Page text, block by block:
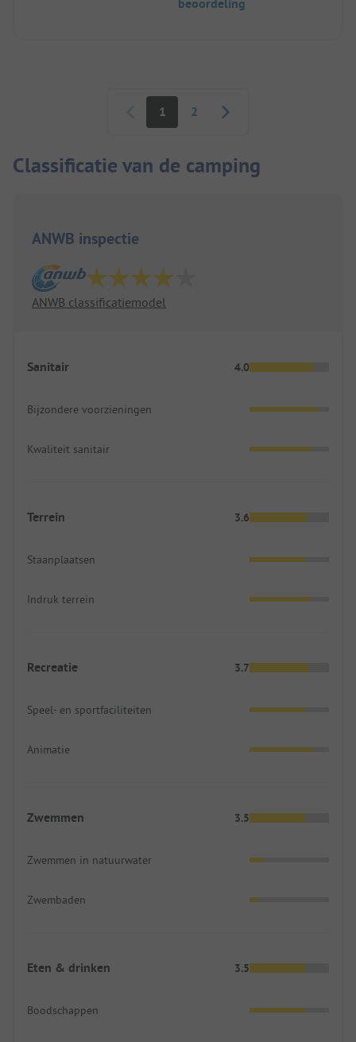
beoordeling
Paginering
1 2
Classificatie van de camping
ANWB inspectie
ANWB classificatiemodel
Sanitair 4.0
Bijzondere voorzieningen
Kwaliteit sanitair
Terrein 3.6
Staanplaatsen
Indruk terrein
Recreatie 3.7
Speel- en sportfaciliteiten
Animatie
Zwemmen 3.5
Zwemmen in natuurwater
Zwembaden
Eten & drinken 3.5
Boodschappen